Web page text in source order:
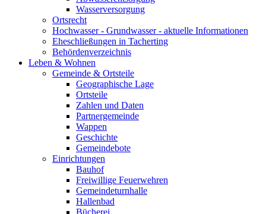
Wasserversorgung
Ortsrecht
Hochwasser - Grundwasser - aktuelle Informationen
Eheschließungen in Tacherting
Behördenverzeichnis
Leben & Wohnen
Gemeinde & Ortsteile
Geographische Lage
Ortsteile
Zahlen und Daten
Partnergemeinde
Wappen
Geschichte
Gemeindebote
Einrichtungen
Bauhof
Freiwillige Feuerwehren
Gemeindeturnhalle
Hallenbad
Bücherei